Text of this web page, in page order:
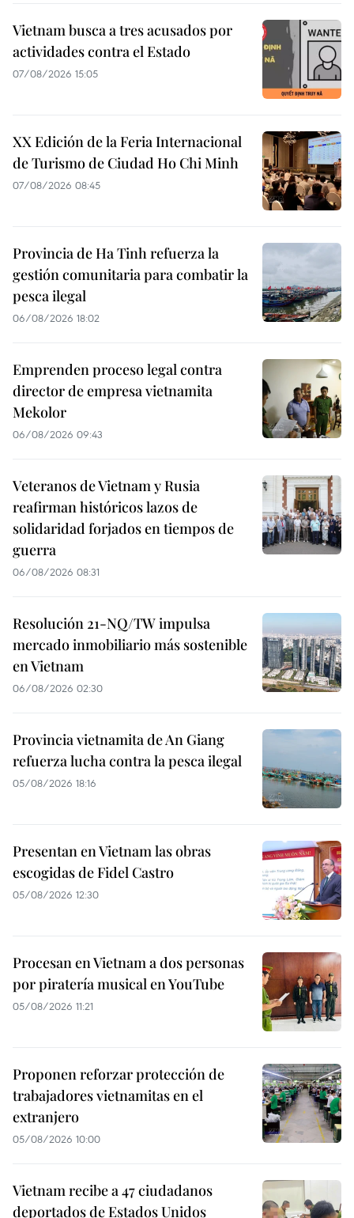
Vietnam busca a tres acusados por
actividades contra el Estado
07/08/2026 15:05
XX Edición de la Feria Internacional
de Turismo de Ciudad Ho Chi Minh
07/08/2026 08:45
Provincia de Ha Tinh refuerza la
gestión comunitaria para combatir la
pesca ilegal
06/08/2026 18:02
Emprenden proceso legal contra
director de empresa vietnamita
Mekolor
06/08/2026 09:43
Veteranos de Vietnam y Rusia
reafirman históricos lazos de
solidaridad forjados en tiempos de
guerra
06/08/2026 08:31
Resolución 21-NQ/TW impulsa
mercado inmobiliario más sostenible
en Vietnam
06/08/2026 02:30
Provincia vietnamita de An Giang
refuerza lucha contra la pesca ilegal
05/08/2026 18:16
Presentan en Vietnam las obras
escogidas de Fidel Castro
05/08/2026 12:30
Procesan en Vietnam a dos personas
por piratería musical en YouTube
05/08/2026 11:21
Proponen reforzar protección de
trabajadores vietnamitas en el
extranjero
05/08/2026 10:00
Vietnam recibe a 47 ciudadanos
deportados de Estados Unidos